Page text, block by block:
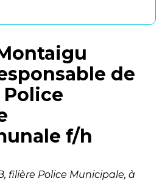
de
f/h
filière Police Municipale, à